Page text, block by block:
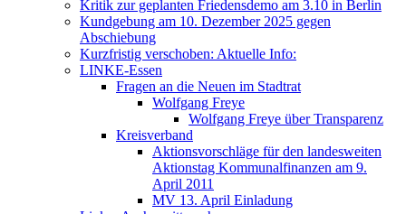
Kritik zur geplanten Friedensdemo am 3.10 in Berlin
Kundgebung am 10. Dezember 2025 gegen
Abschiebung
Kurzfristig verschoben: Aktuelle Info:
LINKE-Essen
Fragen an die Neuen im Stadtrat
Wolfgang Freye
Wolfgang Freye über Transparenz
Kreisverband
Aktionsvorschläge für den landesweiten
Aktionstag Kommunalfinanzen am 9.
April 2011
MV 13. April Einladung